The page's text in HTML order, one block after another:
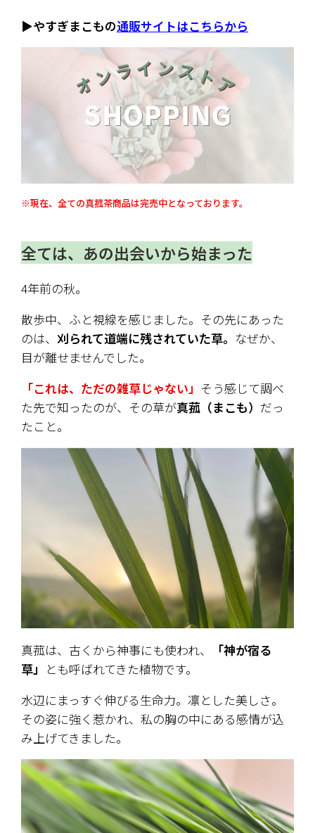
▶︎やすぎまこもの通販サイトはこちらから
※現在、全ての真菰茶商品は完売中となっております。
全ては、あの出会いから始まった
4年前の秋。
散歩中、ふと視線を感じました。その先にあった
のは、 刈られて道端に残されていた草。 なぜか、
目が離せませんでした。
「これは、ただの雑草じゃない」 そう感じて調べ
た先で知ったのが、その草が真菰（まこも） だっ
たこと。
真菰は、古くから神事にも使われ、
「神が宿る
草」 とも呼ばれてきた植物です。
水辺にまっすぐ伸びる生命力。凛とした美しさ。
その姿に強く惹かれ、私の胸の中にある感情が込
み上げてきました。